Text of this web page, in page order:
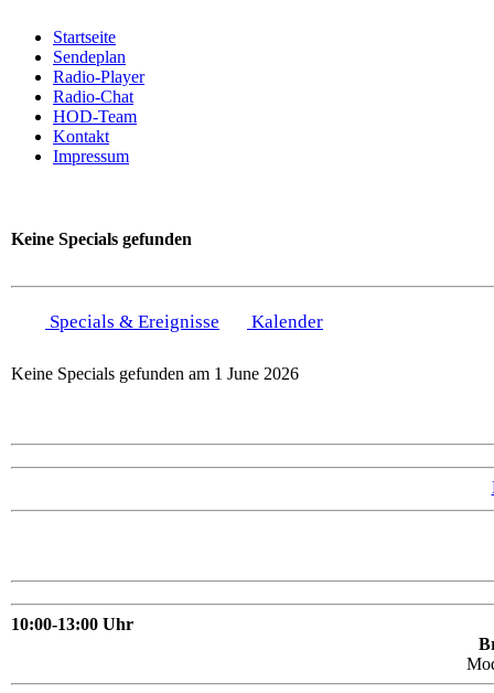
Startseite
Sendeplan
Radio-Player
Radio-Chat
HOD-Team
Kontakt
Impressum
Keine Specials gefunden
Specials & Ereignisse Kalender
Keine Specials gefunden am 1 June 2026
10:00-13:00 Uhr